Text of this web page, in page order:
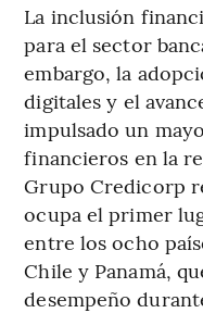
La inclusión
para el sector
embargo, la
digitales y el
impulsado un
financieros en la
Grupo Credicorp
ocupa el primer
entre los ocho
Chile y Panamá,
desempeño